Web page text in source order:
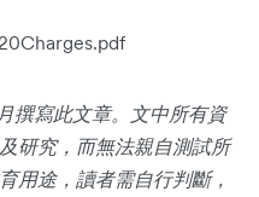
撰寫此文章。文中所有資
研究，而無法親自測試所
用途，讀者需自行判斷，